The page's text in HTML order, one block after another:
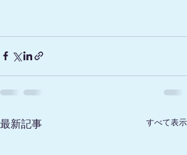
最新記事 すべて表示